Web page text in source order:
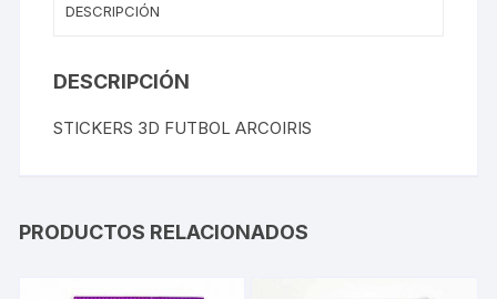
DESCRIPCIÓN
DESCRIPCIÓN
STICKERS 3D FUTBOL ARCOIRIS
PRODUCTOS RELACIONADOS